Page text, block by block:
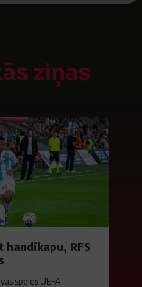
ziņas
handikapu, RFS
spēles UEFA